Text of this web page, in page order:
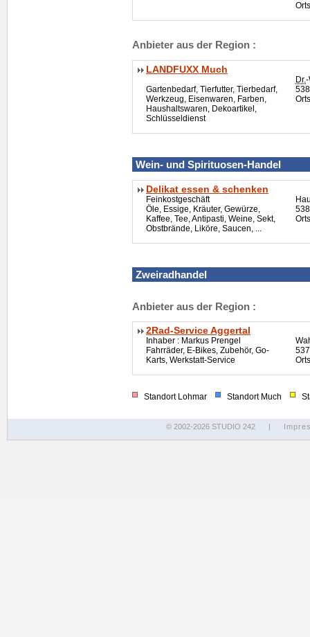
Anbieter aus der Region :
LANDFUXX Much
Gartenbedarf, Tierfutter, Tierbedarf,
Werkzeug, Eisenwaren, Farben,
Haushaltswaren, Dekoartikel,
Schlüsseldienst
Dr.-
Wein- und Spirituosen-Handel
Delikat essen & schenken
Feinkostgeschäft
Öle, Essige, Kräuter, Gewürze,
Kaffee, Tee, Antipasti, Weine, Sekt,
Obstbrände, Liköre, Saucen, ...
Zweiradhandel
Anbieter aus der Region :
2Rad-Service Aggertal
Inhaber : Markus Prengel
Fahrräder, E-Bikes, Zubehör, Go-
Karts, Werkstatt-Service
Standort Lohmar Standort Much
© 2002-2026 STUDIO 242 |